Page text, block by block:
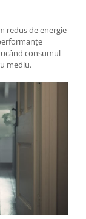
redus de energie
consumul
mediu.